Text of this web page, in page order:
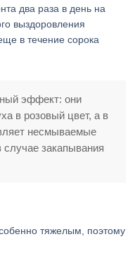
два раза в день на
выздоровления
в течение сорока
эффект: они
в розовый цвет, а в
несмываемые
случае закапывания
тяжелым, поэтому